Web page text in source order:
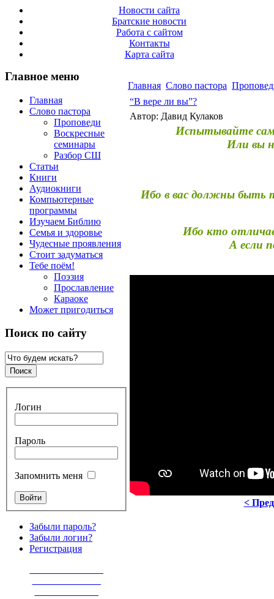
Новости сайта
Братские новости
Работа с сайтом
Контакты
Карта сайта
Главное меню
Главная
Слово пастора
Проповеди
Воскресные
семинары
Разбор СШ
Статьи
Книги
Аудиокниги
Компьютерные
программы
Изучаем Библию
Семья и здоровье
Чудесные проявления
Стоит задуматься
Тебе поём!
Поэзия
Прославление
Караоке
Может пригодиться
Поиск по сайту
Логин
Пароль
Запомнить меня
Забыли пароль?
Забыли логин?
Регистрация
Главная Слово пастора
“В вере ли вы”?
Автор: Давид Кулаков
Испытывайте
Или вы
Ибо в вас должны быть
Ибо кто
А если
<